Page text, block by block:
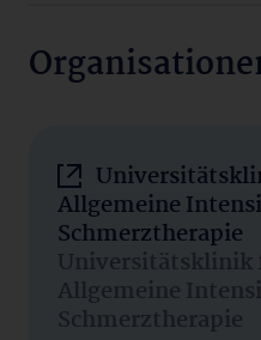
Allgemeine
Schmerztherapie
Universitätsklinik
Allgemeine
Schmerztherapie